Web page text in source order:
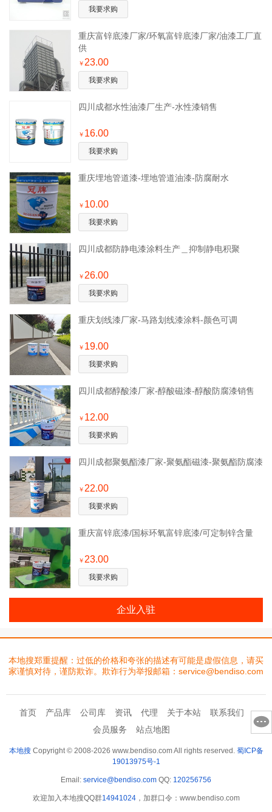
我要求购
重庆富锌底漆厂家/环氧富锌底漆厂家/油漆工厂直
供
￥ 23.00
我要求购
四川成都水性油漆厂生产-水性漆销售
￥ 16.00
我要求购
重庆埋地管道漆-埋地管道油漆-防腐耐水
￥ 10.00
我要求购
四川成都防静电漆涂料生产＿抑制静电积聚
￥ 26.00
我要求购
重庆划线漆厂家-马路划线漆涂料-颜色可调
￥ 19.00
我要求购
四川成都醇酸漆厂家-醇酸磁漆-醇酸防腐漆销售
￥ 12.00
我要求购
四川成都聚氨酯漆厂家-聚氨酯磁漆-聚氨酯防腐漆
￥ 22.00
我要求购
重庆富锌底漆/国标环氧富锌底漆/可定制锌含量
￥ 23.00
我要求购
企业入驻
本地搜郑重提醒：过低的价格和夸张的描述有可能是虚假信息，请买
家谨慎对待，谨防欺诈。欺诈行为举报邮箱：service@bendiso.com
首页 产品库 公司库 资讯 代理 关于本站
联系我们
会员服务
站点地图
本地搜 Copyright © 2008-2026 www.bendiso.com All rights reserved. 蜀ICP备
19013975号-1
Email: service@bendiso.com QQ: 120256756
欢迎加入本地搜QQ群14941024，加群口令：www.bendiso.com